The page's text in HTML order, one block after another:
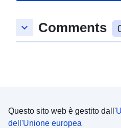
Tipo:
keyboard_arrow_down Comments
Questo sito web è gestito dall'
dell'Unione europea